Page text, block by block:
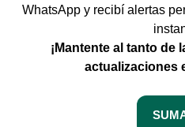
WhatsApp y recibí alertas
¡Mantente al tanto de
actualizaciones